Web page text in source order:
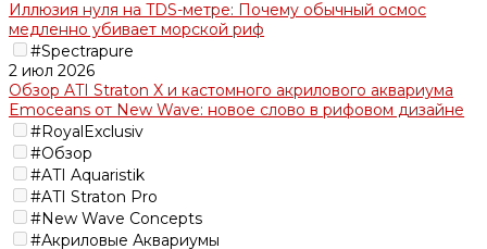
Иллюзия нуля на TDS-метре: Почему обычный осмос
медленно убивает морской риф
#Spectrapure
2 июл 2026
Обзор ATI Straton X и кастомного акрилового аквариума
Emoceans от New Wave: новое слово в рифовом дизайне
#RoyalExclusiv
#Обзор
#ATI Aquaristik
#ATI Straton Pro
#New Wave Concepts
#Акриловые Аквариумы